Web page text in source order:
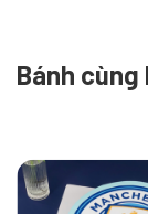
Bánh cùng